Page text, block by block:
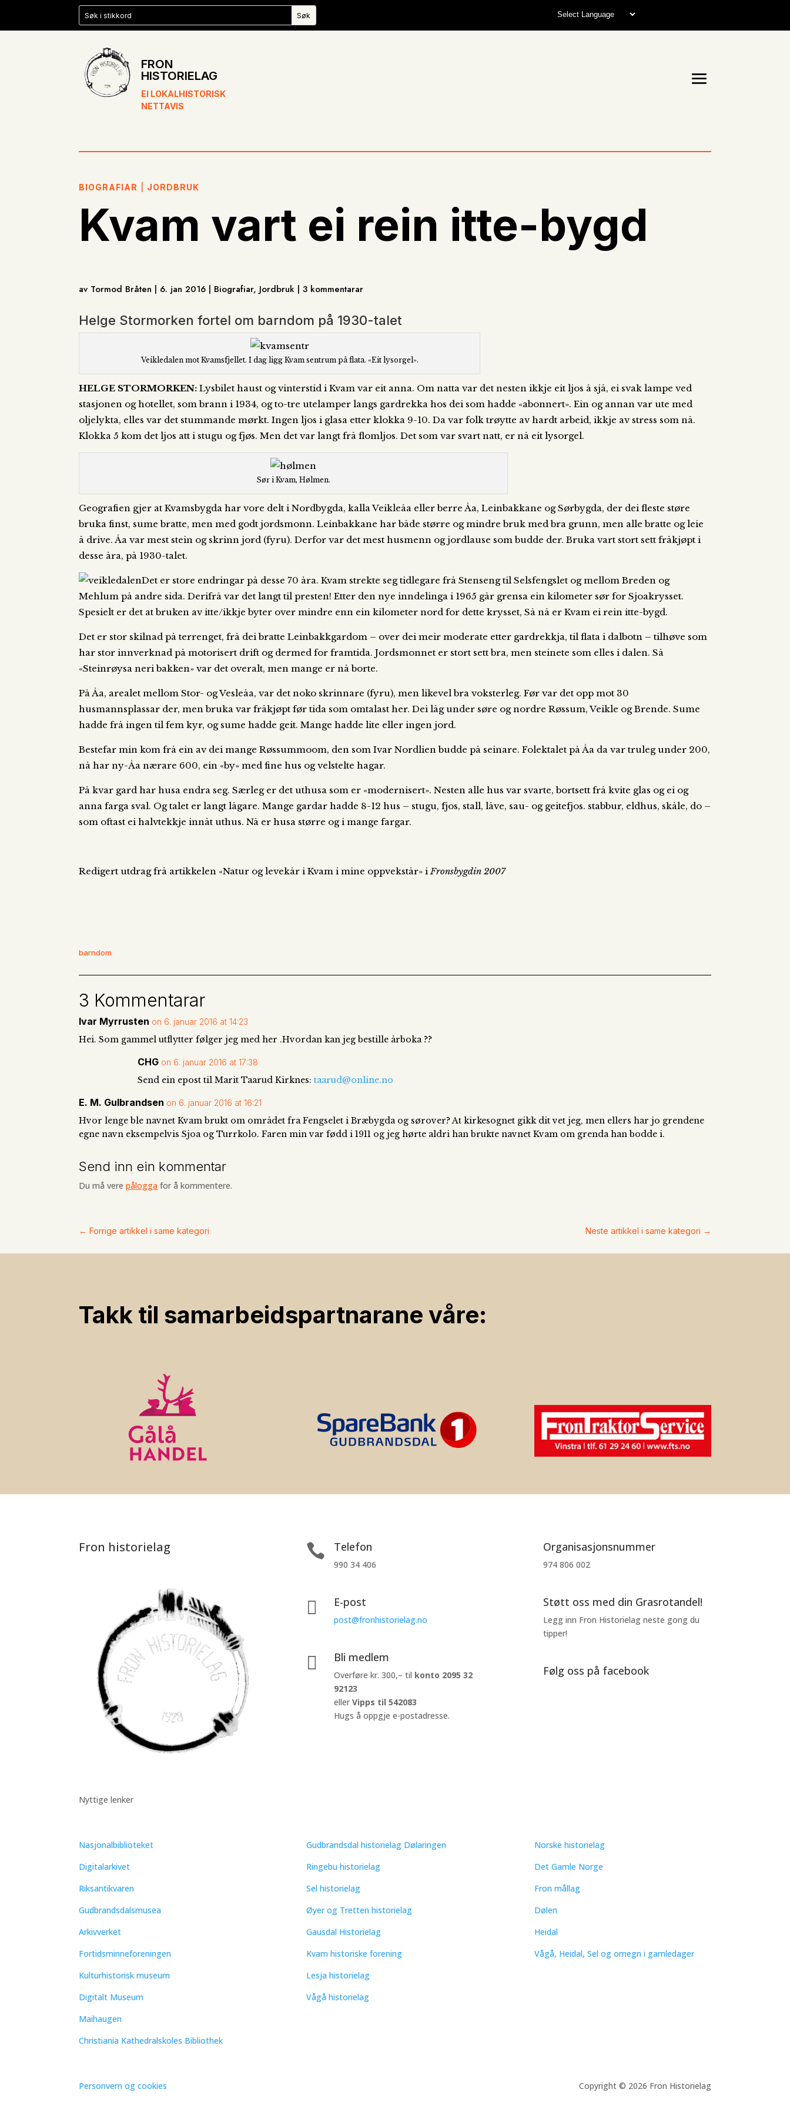
FRON
HISTORIELAG
EI LOKALHISTORISK
NETTAVIS
BIOGRAFIAR JORDBRUK
Kvam vart ei rein itte-bygd
av Tormod Bråten | 6. jan 2016 | Biografiar, Jordbruk | 3 kommentarar
Helge Stormorken fortel om barndom på 1930-talet
Veikledalen mot Kvamsfjellet. I dag ligg Kvam sentrum på flata. «Eit lysorgel».
HELGE STORMORKEN: Lysbilet haust og vinterstid i Kvam var eit anna. Om natta var det nesten ikkje eit ljos å sjå, ei svak lampe ved
stasjonen og hotellet, som brann i 1934, og to-tre utelamper langs gardrekka hos dei som hadde «abonnert». Ein og annan var ute med
oljelykta, elles var det stummande mørkt. Ingen ljos i glasa etter klokka 9-10. Da var folk trøytte av hardt arbeid, ikkje av stress som nå.
Klokka 5 kom det ljos att i stugu og fjøs. Men det var langt frå flomljos. Det som var svart natt, er nå eit lysorgel.
Sør i Kvam, Hølmen.
Geografien gjer at Kvamsbygda har vore delt i Nordbygda, kalla Veikleåa eller berre Åa, Leinbakkane og Sørbygda, der dei fleste støre
bruka finst, sume bratte, men med godt jordsmonn. Leinbakkane har både større og mindre bruk med bra grunn, men alle bratte og leie
å drive. Åa var mest stein og skrinn jord (fyru). Derfor var det mest husmenn og jordlause som budde der. Bruka vart stort sett fråkjøpt i
desse åra, på 1930-talet.
Det er store endringar på desse 70 åra. Kvam strekte seg tidlegare frå Stenseng til Selsfengslet og mellom Breden og
Mehlum på andre sida. Derifrå var det langt til presten! Etter den nye inndelinga i 1965 går grensa ein kilometer sør for Sjoakrysset.
Spesielt er det at bruken av itte/ikkje byter over mindre enn ein kilometer nord for dette krysset, Så nå er Kvam ei rein itte-bygd.
Det er stor skilnad på terrenget, frå dei bratte Leinbakkgardom – over dei meir moderate etter gardrekkja, til flata i dalbotn – tilhøve som
har stor innverknad på motorisert drift og dermed for framtida. Jordsmonnet er stort sett bra, men steinete som elles i dalen. Så
«Steinrøysa neri bakken» var det overalt, men mange er nå borte.
På Åa, arealet mellom Stor- og Vesleåa, var det noko skrinnare (fyru), men likevel bra voksterleg. Før var det opp mot 30
husmannsplassar der, men bruka var fråkjøpt før tida som omtalast her. Dei låg under søre og nordre Røssum, Veikle og Brende. Sume
hadde frå ingen til fem kyr, og sume hadde geit. Mange hadde lite eller ingen jord.
Bestefar min kom frå ein av dei mange Røssummoom, den som Ivar Nordlien budde på seinare. Folektalet på Åa da var truleg under 200,
nå har ny-Åa nærare 600, ein «by» med fine hus og velstelte hagar.
På kvar gard har husa endra seg. Særleg er det uthusa som er «modernisert». Nesten alle hus var svarte, bortsett frå kvite glas og ei og
anna farga sval. Og talet er langt lågare. Mange gardar hadde 8-12 hus – stugu, fjos, stall, låve, sau- og geitefjos. stabbur, eldhus, skåle, do –
som oftast ei halvtekkje innåt uthus. Nå er husa større og i mange fargar.
Redigert utdrag frå artikkelen «Natur og levekår i Kvam i mine oppvekstår» iFronsbygdin 2007
barndom
3 Kommentarar
Ivar Myrrusten on 6. januar 2016 at 14:23
Hei. Som gammel utflytter følger jeg med her .Hvordan kan jeg bestille årboka ??
CHG on 6. januar 2016 at 17:38
Send ein epost til Marit Taarud Kirknes:taarud@online.no
E. M. Gulbrandsen on 6. januar 2016 at 16:21
Hvor lenge ble navnet Kvam brukt om området fra Fengselet i Bræbygda og sørover? At kirkesognet gikk dit vet jeg, men ellers har jo grendene
egne navn eksempelvis Sjoa og Turrkolo. Faren min var fødd i 1911 og jeg hørte aldri han brukte navnet Kvam om grenda han bodde i.
Send inn ein kommentar
Du må verepålogga for å kommentere.
←Forrige artikkel i same kategori Neste artikkel i same kategori →
Takk til samarbeids­partnarane våre:
Fron historielag  Telefon
990 34 406
 E-post
post@fronhistorielag.no
 Bli medlem
Overføre kr. 300,– til konto 2095 32
92123
ellerVipps til 542083
Hugs å oppgje e-postadresse.
Organisasjonsnummer
974 806 002
Støtt oss med din Grasrotandel!
Legg inn Fron Historielag neste gong du
tipper!
Følg oss på facebook
Nyttige lenker
Nasjonalbiblioteket
Digitalarkivet
Riksantikvaren
Gudbrandsdalsmusea
Arkivverket
Fortidsminneforeningen
Kulturhistorisk museum
Digitalt Museum
Maihaugen
Christiania Kathedralskoles Bibliothek
Gudbrandsdal historielag Dølaringen
Ringebu historielag
Sel historielag
Øyer og Tretten historielag
Gausdal Historielag
Kvam historiske forening
Lesja historielag
Vågå historielag
Norske historielag
Det Gamle Norge
Fron mållag
Dølen
Heidal
Vågå, Heidal, Sel og omegn i gamledager
Personvern og cookies Copyright © 2026 Fron Historielag